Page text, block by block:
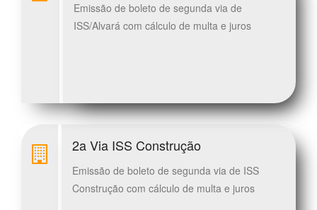
Emissão de boleto de segunda via de
ISS/Alvará com cálculo de multa e juros
2a Via ISS Construção
Emissão de boleto de segunda via de ISS
Construção com cálculo de multa e juros